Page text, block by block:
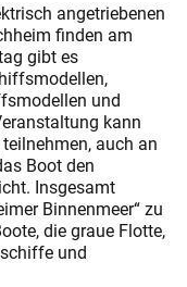
angetriebenen
finden am
gibt es
und
kann
auch an
Boot den
Insgesamt
Binnenmeer“ zu
die graue Flotte,
und